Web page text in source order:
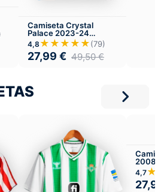
Camiseta Crystal
Palace 2023-24
Visitante
4,8 ★★★★★(79)
27,99 € 49,50€
2008-
Infantil
4,7
27,99